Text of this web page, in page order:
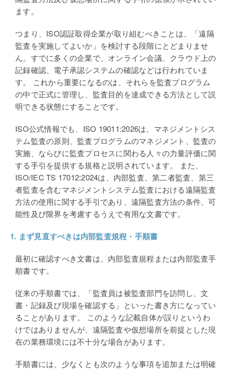
ます。
つまり、ISO認証取得企業が取り組むべきことは、「遠隔
監査を実施してよいか」を検討する段階にとどまりませ
ん。すでに多くの企業で、オンライン会議、クラウド上の
記録確認、電子承認システムの確認などは行われていま
す。 これから重要になるのは、それらを監査プログラム
の中で正式に管理し、監査目的を達成できる方法として説
明できる状態にすることです。
ISO公式情報でも、ISO 19011:2026は、マネジメントシス
テム監査の原則、監査プログラムのマネジメント、監査の
実施、ならびに監査プロセスに関わる人々の力量評価に関
する手引を提供する規格と説明されています。 また、
ISO/IEC TS 17012:2024は、内部監査、第二者監査、第三
者監査を含むマネジメントシステム監査における遠隔監査
方法の使用に関する手引であり、遠隔監査方法の条件、可
能性及び限界を考慮するうえで有用な文書です。
1. まず見直すべきは内部監査規程・手順書
最初に確認すべき文書は、内部監査規程または内部監査手
順書です。
従来の手順書では、「監査員は被監査部門を訪問し、文
書・記録及び現場を確認する」といった書き方になってい
ることがあります。 このような記載自体が誤りというわ
けではありませんが、遠隔監査や仮想場所を前提とした現
在の業務環境には不十分な場合があります。
手順書には、少なくとも次のような事項を追加または明確